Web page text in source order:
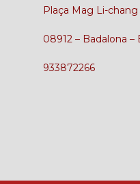
Plaça Mag Li-chang
08912 – Badalona –
933872266